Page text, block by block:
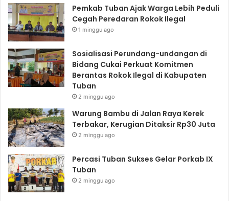
Pemkab Tuban Ajak Warga Lebih Peduli
Cegah Peredaran Rokok Ilegal
1 minggu ago
Sosialisasi Perundang-undangan di
Bidang Cukai Perkuat Komitmen
Berantas Rokok Ilegal di Kabupaten
Tuban
2 minggu ago
Warung Bambu di Jalan Raya Kerek
Terbakar, Kerugian Ditaksir Rp30 Juta
2 minggu ago
Percasi Tuban Sukses Gelar Porkab IX
Tuban
2 minggu ago